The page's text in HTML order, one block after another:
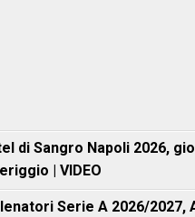
di Sangro Napoli 2026,
| VIDEO
Serie A 2026/2027,